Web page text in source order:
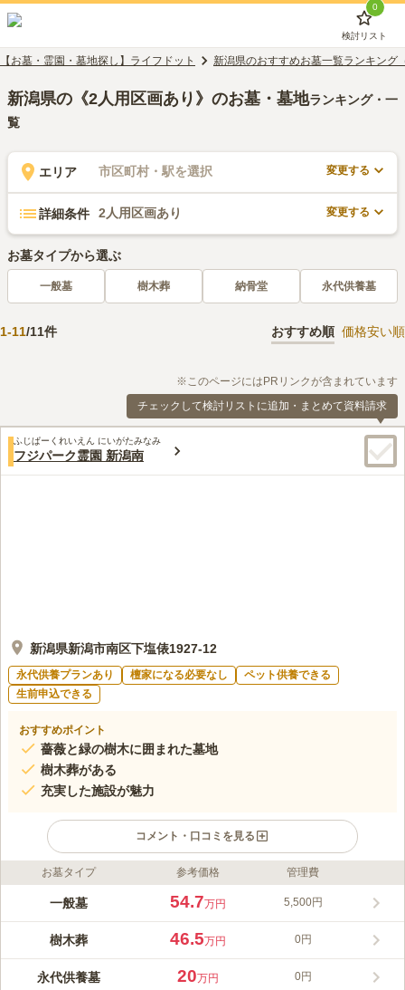
0
検討リスト
【お墓・霊園・墓地探し】ライフドット 新潟県のおすすめお墓一覧ランキング
新潟県の《2人用区画あり》のお墓・墓地ランキング・一
覧
エリア 市区町村・駅を選択 変更する
詳細条件 2人用区画あり 変更する
お墓タイプから選ぶ
一般墓 樹木葬 納骨堂 永代供養墓
1-11/11件 おすすめ順 価格安い順
※このページにはPRリンクが含まれています
チェックして検討リストに追加・まとめて資料請求
ふじぱーくれいえん にいがたみなみ
フジパーク霊園 新潟南
新潟県新潟市南区下塩俵1927-12
永代供養プランあり 檀家になる必要なし
ペット供養できる
生前申込できる
おすすめポイント
薔薇と緑の樹木に囲まれた墓地
樹木葬がある
充実した施設が魅力
コメント・口コミを見る
ライフドット編集部のコメント
新潟県唯一のガーデニング霊園です。 薔薇が咲くアーチや風に
も対応しており、愛するペットと共に眠れる終の棲家をお探しの
方におすすめです。 家族にお墓の負担をかけたくないとお考え
駐車場が完備されているので、車でのお参りも便利です。
お墓タイプ 参考価格 管理費
一般墓 54.7万円 5,500円
樹木葬 46.5万円 0円
永代供養墓 20万円 0円